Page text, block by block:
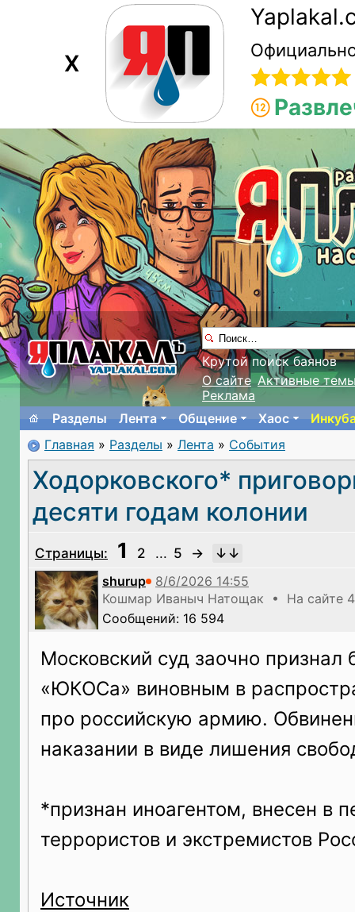
X
Крутой поиск баянов
О сайте Активные
Реклама
Разделы
Лента Общение Хаос
Главная » Разделы » Лента » События
Ходорковского*
десяти годам колонии
Страницы: 1 2 ... 5
→
shurup
Кошмар Иваныч Натощак • На сайте 4
Сообщений: 16 594
Московский суд заочно признал
«ЮКОСа» виновным в
про российскую армию.
наказании в виде лишения
*признан иноагентом, внесен в
террористов и экстремистов
Источник